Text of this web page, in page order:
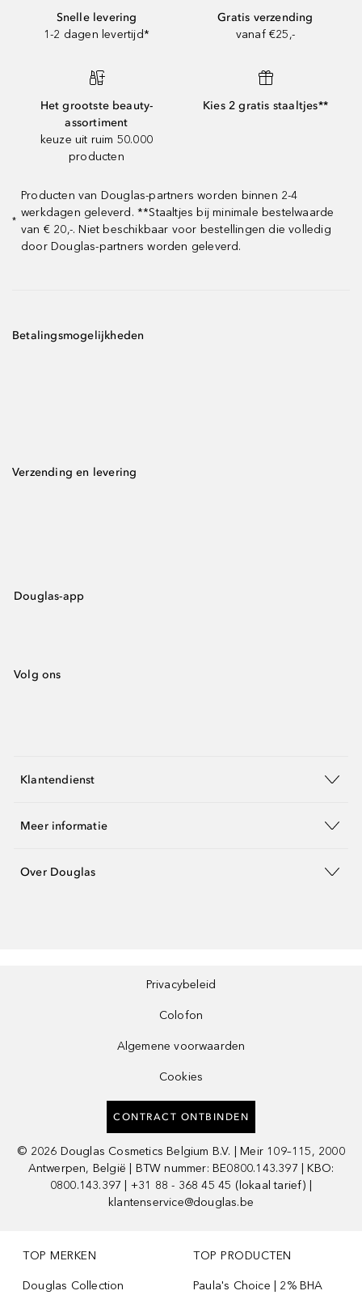
Snelle levering
1-2 dagen levertijd*
Gratis verzending
vanaf €25,-
Het grootste beauty-
assortiment
keuze uit ruim 50.000
producten
Kies 2 gratis staaltjes**
*
Producten van Douglas-partners worden binnen 2-4
werkdagen geleverd. **Staaltjes bij minimale bestelwaarde
van € 20,-. Niet beschikbaar voor bestellingen die volledig
door Douglas-partners worden geleverd.
Betalingsmogelijkheden
Verzending en levering
Douglas-app
Volg ons
Klantendienst
Meer informatie
Over Douglas
Privacybeleid
Colofon
Algemene voorwaarden
Cookies
CONTRACT ONTBINDEN
© 2026 Douglas Cosmetics Belgium B.V. | Meir 109–115, 2000
Antwerpen, België | BTW nummer: BE0800.143.397 | KBO:
0800.143.397 | +31 88 - 368 45 45 (lokaal tarief) |
klantenservice@douglas.be
TOP MERKEN
Douglas Collection
TOP PRODUCTEN
Paula's Choice | 2% BHA